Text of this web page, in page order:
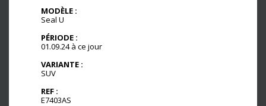
MODÈLE :
Seal U
PÉRIODE :
01.09.24 à ce jour
VARIANTE :
SUV
REF :
E7403AS